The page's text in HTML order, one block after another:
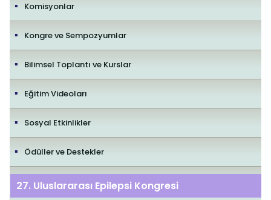
Komisyonlar
Kongre ve Sempozyumlar
Bilimsel Toplantı ve Kurslar
Eğitim Videoları
Sosyal Etkinlikler
Ödüller ve Destekler
İletişim
27. Uluslararası Epilepsi Kongresi